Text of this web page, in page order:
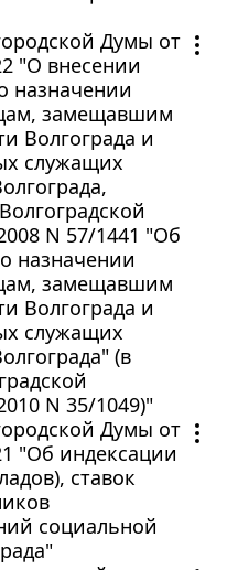
Думы от
"О внесении
назначении
замещавшим
Волгограда и
служащих
N 57/1441 "Об
назначении
замещавшим
Волгограда и
служащих
(в
N 35/1049)"
Думы от
"Об индексации
ставок
социальной